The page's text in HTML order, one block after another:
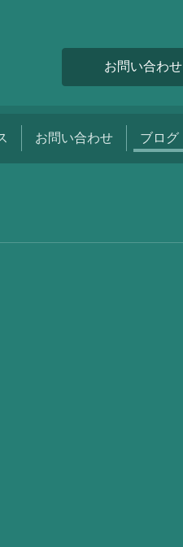
お問い合わせ
お問い合わせ ブログ